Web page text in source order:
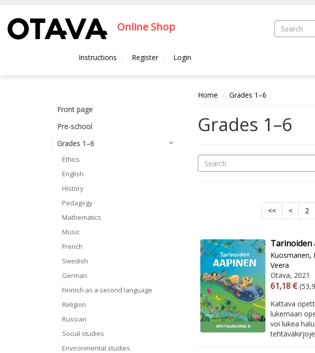
Online Shop
Instructions Register Login
Front page
Pre-school
Grades 1–6
Ethics
English
History
Pedagogy
Mathematics
Music
French
Swedish
German
Finnish as a second language
Religion
Russian
Social studies
Environmental studies
Home Grades 1–6
Grades 1–6
<< < 2
Tarinoiden
Kuosmanen,
Veera
Otava, 2021
61,18 €
Kattava
lukemaan
voi lukea